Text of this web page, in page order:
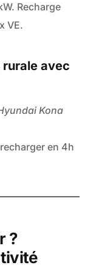
Recharge
VE.
rurale avec
Kona
en 4h
?